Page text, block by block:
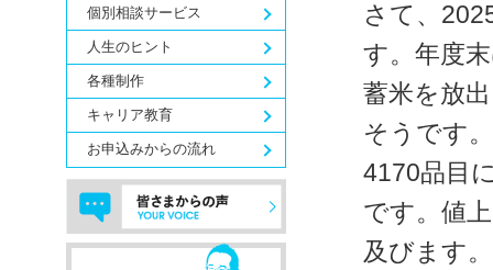
個別相談サービス
人生のヒント
各種制作
キャリア教育
お申込みからの流れ
さて、
す。年度
蓄米を放
そうです
4170品目
です。値
及びます